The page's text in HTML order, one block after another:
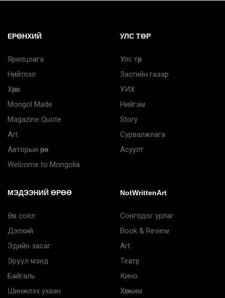
ЕРӨНХИЙ
Ярилцлага
Нийтлэл
Хөрөг
Mongol Made
Magazine Quote
Art
Авторын өрөө
Welcome to Mongolia
УЛС ТӨР
Улс төр
Засгийн газар
УИХ
Нийгэм
Story
Сурвалжлага
Асуулт
МЭДЭЭНИЙ ӨРӨӨ
Өв соёл
Дэлхий
Эдийн засаг
Эрүүл мэнд
Байгаль
Шинжлэх ухаан
NotWrittenArt
Сонгодог урлаг
Book & Review
Art
Театр
Кино
Хөгжим